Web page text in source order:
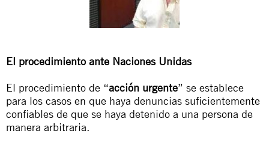
El procedimiento ante Naciones Unidas
El procedimiento de “acción urgente” se establece
para los casos en que haya denuncias suficientemente
confiables de que se haya detenido a una persona de
manera arbitraria.